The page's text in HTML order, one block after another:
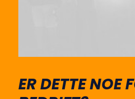
ER DETTE NOE